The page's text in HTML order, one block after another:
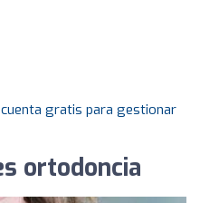
gratis para gestionar
ortodoncia